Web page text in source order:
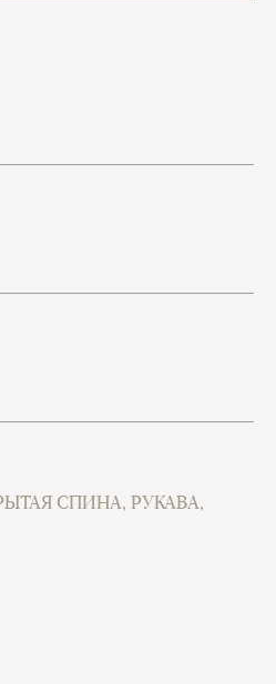
СПИНА, РУКАВА,